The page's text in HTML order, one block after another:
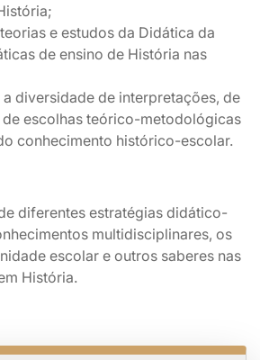
e estudos da Didática da
de ensino de História nas
diversidade de interpretações, de
escolhas teórico-metodológicas
conhecimento histórico-escolar.
diferentes estratégias didático-
multidisciplinares, os
escolar e outros saberes nas
História.